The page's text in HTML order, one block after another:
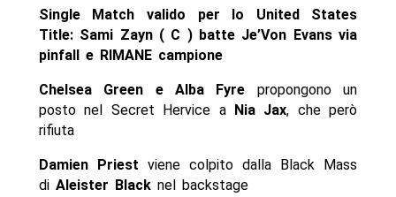
Single Match valido per lo United States
Title: Sami Zayn ( C ) batte Je’Von Evans via
pinfall e RIMANE campione
Chelsea Green e Alba Fyre propongono un
posto nel Secret Hervice a
Nia Jax, che però
rifiuta
Damien Priest viene colpito dalla Black Mass
di Aleister Blacknel backstage